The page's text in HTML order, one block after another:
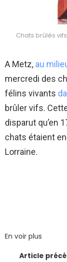
Chats brûlés
A Metz, au
mercredi des
félins vivants
brûler vifs.
disparut qu’en
chats étaient
Lorraine.
En voir plus
Article